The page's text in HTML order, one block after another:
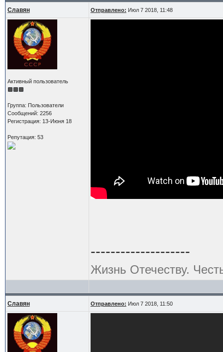
Славян Отправлено: Июл 7 2018, 11:48
Активный пользователь
Группа: Пользователи
Сообщений: 2256
Регистрация: 13-Июня 18
Репутация: 53
--------------------
Жизнь Отечеству.
Славян Отправлено: Июл 7 2018, 11:50